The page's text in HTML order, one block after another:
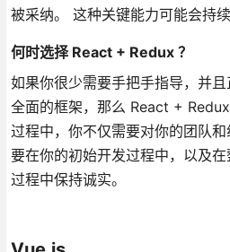
被采纳。 这种关键能力可能会持续
何时选择 React + Redux ？
如果你很少需要手把手指导，并
全面的框架，那么 React +
过程中，你不仅需要对你的团队
要在你的初始开发过程中，以及
过程中保持诚实。